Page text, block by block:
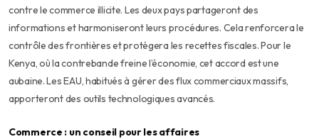
contre le commerce illicite. Les deux pays partageront des
informations et harmoniseront leurs procédures. Cela renforcera le
contrôle des frontières et protégera les recettes fiscales. Pour le
Kenya, où la contrebande freine l’économie, cet accord est une
aubaine. Les EAU, habitués à gérer des flux commerciaux massifs,
apporteront des outils technologiques avancés.
Commerce : un conseil pour les affaires